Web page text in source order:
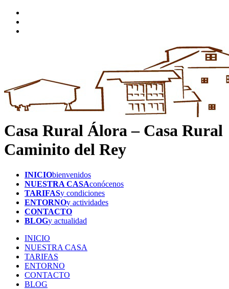
Casa Rural Álora – Casa Rural
Caminito del Rey
INICIObienvenidos
NUESTRA CASAconócenos
TARIFASy condiciones
ENTORNOy actividades
CONTACTO
BLOGy actualidad
INICIO
NUESTRA CASA
TARIFAS
ENTORNO
CONTACTO
BLOG